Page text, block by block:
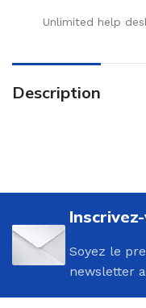
Unlimited help
Description
Soyez le
newsletter